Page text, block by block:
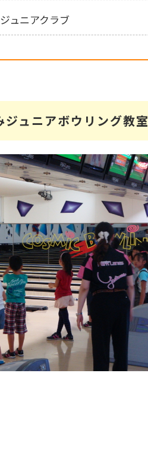
ジュニアクラブ
ジュニアボウリング教室